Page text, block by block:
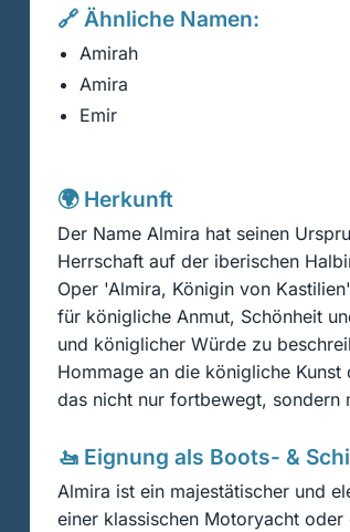
🔗 Ähnliche Namen:
Amirah
Amira
Emir
🌍 Herkunft
Der Name Almira hat seinen
Herrschaft auf der iberischen
Oper 'Almira, Königin von
für königliche Anmut, Schönheit
und königlicher Würde zu
Hommage an die königliche
das nicht nur fortbewegt, sondern
🚤 Eignung als Boots- &
Almira ist ein majestätischer und
einer klassischen Motoryacht